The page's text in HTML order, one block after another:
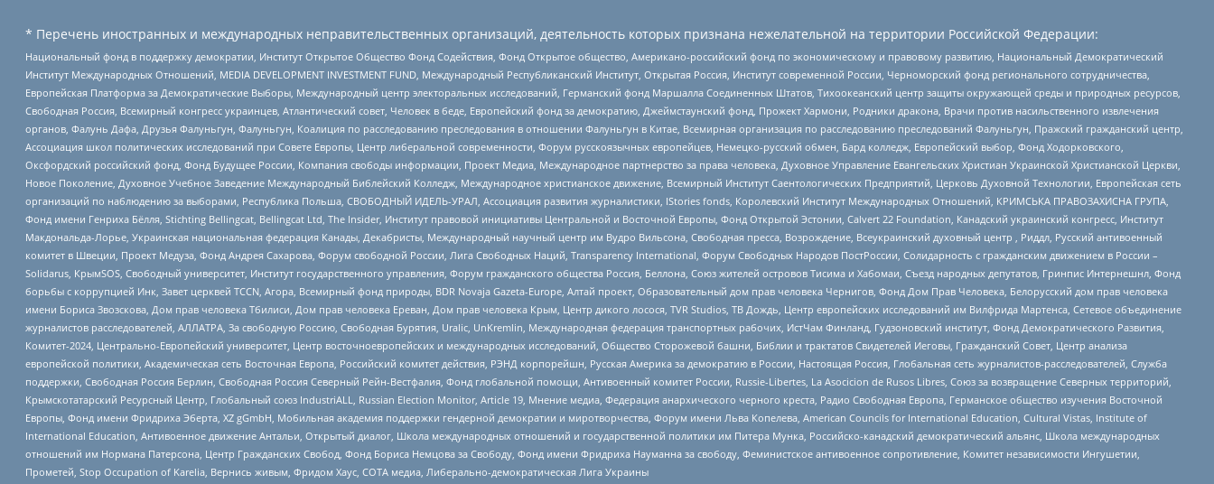
* Перечень иностранных и международных неправительственных организаций, деятельность которых признана нежелательной на территории Российской Федерации:
Национальный фонд в поддержку демократии, Институт Открытое Общество Фонд Содействия, Фонд Открытое общество, Американо-российский фонд по экономическому и правовому развитию, Национальный Демократический
Институт Международных Отношений, MEDIA DEVELOPMENT INVESTMENT FUND, Международный Республиканский Институт, Открытая Россия, Институт современной России, Черноморский фонд регионального сотрудничества,
Европейская Платформа за Демократические Выборы, Международный центр электоральных исследований, Германский фонд Маршалла Соединенных Штатов, Тихоокеанский центр защиты окружающей среды и природных ресурсов,
Свободная Россия, Всемирный конгресс украинцев, Атлантический совет, Человек в беде, Европейский фонд за демократию, Джеймстаунский фонд, Прожект Хармони, Родники дракона, Врачи против насильственного извлечения
органов, Фалунь Дафа, Друзья Фалуньгун, Фалуньгун, Коалиция по расследованию преследования в отношении Фалуньгун в Китае, Всемирная организация по расследованию преследований Фалуньгун, Пражский гражданский центр,
Ассоциация школ политических исследований при Совете Европы, Центр либеральной современности, Форум русскоязычных европейцев, Немецко-русский обмен, Бард колледж, Европейский выбор, Фонд Ходорковского,
Оксфордский российский фонд, Фонд Будущее России, Компания свободы информации, Проект Медиа, Международное партнерство за права человека, Духовное Управление Евангельских Христиан Украинской Христианской Церкви,
Новое Поколение, Духовное Учебное Заведение Международный Библейский Колледж, Международное христианское движение, Всемирный Институт Саентологических Предприятий, Церковь Духовной Технологии, Европейская сеть
организаций по наблюдению за выборами, Республика Польша, СВОБОДНЫЙ ИДЕЛЬ-УРАЛ, Ассоциация развития журналистики, IStories fonds, Королевский Институт Международных Отношений, КРИМСЬКА ПРАВОЗАХИСНА ГРУПА,
Фонд имени Генриха Бёлля, Stichting Bellingcat, Bellingcat Ltd, The Insider, Институт правовой инициативы Центральной и Восточной Европы, Фонд Открытой Эстонии, Calvert 22 Foundation, Канадский украинский конгресс, Институт
Макдональда-Лорье, Украинская национальная федерация Канады, Декабристы, Международный научный центр им Вудро Вильсона, Свободная пресса, Возрождение, Всеукраинский духовный центр , Риддл, Русский антивоенный
комитет в Швеции, Проект Медуза, Фонд Андрея Сахарова, Форум свободной России, Лига Свободных Наций, Transparеncy International, Форум Свободных Народов ПостРоссии, Солидарность с гражданским движением в России –
Solidarus, КрымSOS, Свободный университет, Институт государственного управления, Форум гражданского общества Россия, Беллона, Союз жителей островов Тисима и Хабомаи, Съезд народных депутатов, Гринпис Интернешнл, Фонд
борьбы с коррупцией Инк, Завет церквей TCCN, Агора, Всемирный фонд природы, BDR Novaja Gazeta-Europe, Алтай проект, Образовательный дом прав человека Чернигов, Фонд Дом Прав Человека, Белорусский дом прав человека
имени Бориса Звозскова, Дом прав человека Тбилиси, Дом прав человека Ереван, Дом прав человека Крым, Центр дикого лосося, TVR Studios, ТВ Дождь, Центр европейских исследований им Вилфрида Мартенса, Сетевое объединение
журналистов расследователей, АЛЛАТРА, За свободную Россию, Свободная Бурятия, Uralic, UnKremlin, Международная федерация транспортных рабочих, ИстЧам Финланд, Гудзоновский институт, Фонд Демократического Развития,
Комитет-2024, Центрально-Европейский университет, Центр восточноевропейских и международных исследований, Общество Сторожевой башни, Библии и трактатов Свидетелей Иеговы, Гражданский Совет, Центр анализа
европейской политики, Академическая сеть Восточная Европа, Российский комитет действия, РЭНД корпорейшн, Русская Америка за демократию в России, Настоящая Россия, Глобальная сеть журналистов-расследователей, Служба
поддержки, Свободная Россия Берлин, Свободная Россия Северный Рейн-Вестфалия, Фонд глобальной помощи, Антивоенный комитет России, Russie-Libertes, La Asocicion de Rusos Libres, Союз за возвращение Северных территорий,
Крымскотатарский Ресурсный Центр, Глобальный союз IndustriALL, Russian Election Monitor, Article 19, Мнение медиа, Федерация анархического черного креста, Радио Свободная Европа, Германское общество изучения Восточной
Европы, Фонд имени Фридриха Эберта, XZ gGmbH, Мобильная академия поддержки гендерной демократии и миротворчества, Форум имени Льва Копелева, American Councils for International Education, Cultural Vistas, Institute of
International Education, Антивоенное движение Антальи, Открытый диалог, Школа международных отношений и государственной политики им Питера Мунка, Российско-канадский демократический альянс, Школа международных
отношений им Нормана Патерсона, Центр Гражданских Свобод, Фонд Бориса Немцова за Свободу, Фонд имени Фридриха Науманна за свободу, Феминистское антивоенное сопротивление, Комитет независимости Ингушетии,
Прометей, Stop Occupation of Karelia, Вернись живым, Фридом Хаус, СОТА медиа, Либерально-демократическая Лига Украины